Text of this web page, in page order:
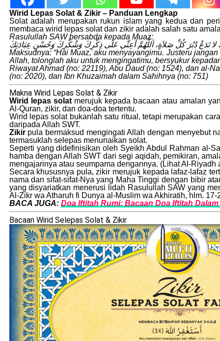
Wirid Lepas Solat & Zikir – Panduan Lengkap
Solat adalah merupakan rukun islam yang kedua dan
membaca wirid lepas solat dan zikir adalah salah satu
Rasulullah SAW bersabda kepada Muaz:
لا تَدَعْ دُبُرَ كُلِّ صَلاَةٍ، اَللَّهُمَّ أعِنِّي عَلَى ذِكْرِكَ وَشُكْرِكَ وَحُسْنِ عِبَادَتِكَ
Maksudnya: “Hai Muaz, aku menyayangimu. Justeru
Allah, tolonglah aku untuk mengingatimu, bersyukur
Riwayat Ahmad (no: 22119), Abu Daud (no: 1524), dan al-
(no: 2020), dan Ibn Khuzaimah dalam Sahihnya (no: 751)
Makna Wirid Lepas Solat & Zikir
Wirid lepas solat merujuk kepada bacaan atau amalan
Al-Quran, zikir, dan doa-doa tertentu.
Wirid lepas solat bukanlah satu ritual, tetapi merupakan
daripada Allah SWT.
Zikirpula bermaksud mengingati Allah dengan menyebut
termasuklah selepas menunaikan solat.
Seperti yang didefinisikan oleh Syeikh Abdul Rahman al-
hamba dengan Allah SWT dari segi aqidah, pemikiran,
mengajarinya atau seumpama dengannya. (Lihat Al-Riyadh
Secara khususnya pula, zikir merujuk kepada lafaz-lafaz
nama dan sifat-sifat-Nya yang Maha Tinggi dengan bibir
yang disyariatkan menerusi lidah Rasulullah SAW yang
Al-Zikr wa Atharuh fi Dunya al-Muslim wa Akhiratih, hlm. 17-
BACA JUGA: Doa Iftitah Rumi: Bacaan Doa Iftitah
Bacaan Wirid Selepas Solat & Zikir